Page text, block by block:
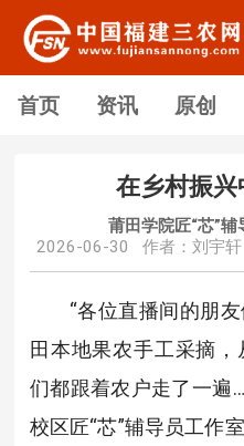
首页 资讯 原创
在乡村振兴
莆田学院匠“芯”
2026-06-30 作者：刘宇轩
“各位直播间的朋
田本地果农手工采摘
们都跟着农户走了一遍
校区匠“芯”辅导员工作